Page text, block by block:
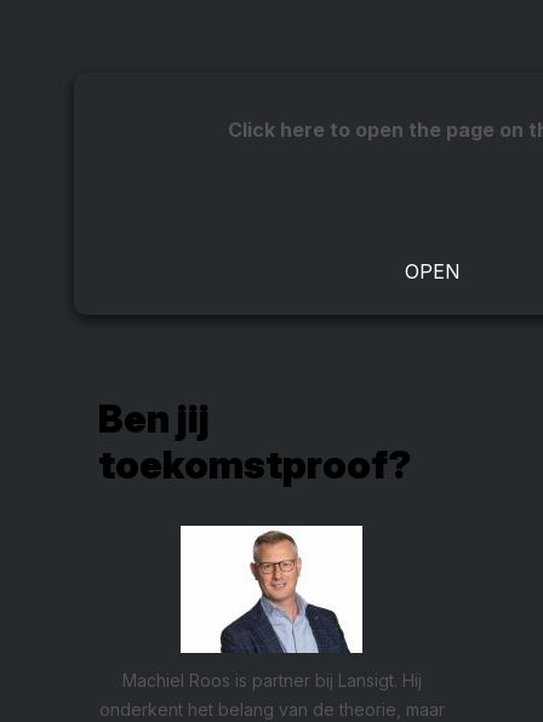
Click here to open the page on
Ben jij
toekomstproof?
Machiel Roos is partner bij Lansigt. Hij
onderkent het belang van de theorie, maar